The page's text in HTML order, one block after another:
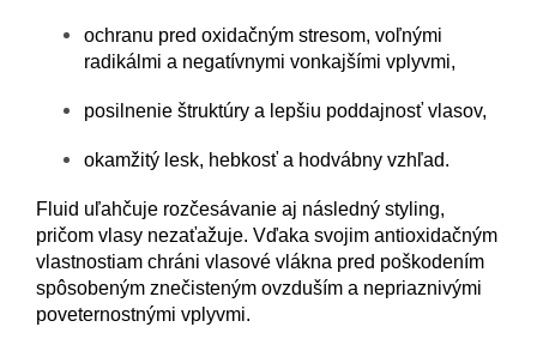
ochranu pred oxidačným stresom, voľnými
radikálmi a negatívnymi vonkajšími vplyvmi,
posilnenie štruktúry a lepšiu poddajnosť vlasov,
okamžitý lesk, hebkosť a hodvábny vzhľad.
Fluid uľahčuje rozčesávanie aj následný styling,
pričom vlasy nezaťažuje. Vďaka svojim antioxidačným
vlastnostiam chráni vlasové vlákna pred poškodením
spôsobeným znečisteným ovzduším a nepriaznivými
poveternostnými vplyvmi.